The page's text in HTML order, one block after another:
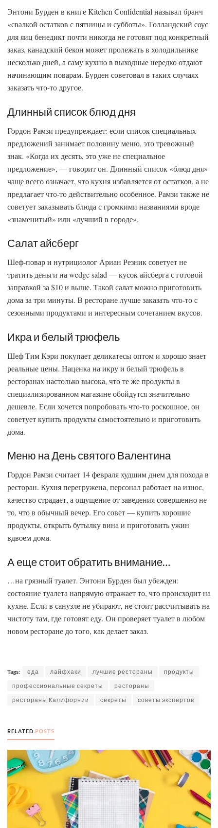
Энтони Бурден в книге Kitchen Confidential называл бранч
«свалкой остатков с пятницы и субботы». Голландский соус
для яиц бенедикт почти никогда не готовят под конкретный
заказ, канадский бекон может пролежать в холодильнике
несколько дней, а саму кухню в выходные нередко отдают
начинающим поварам. Бурден советовал в таких случаях
заказать что-то другое.
Длинный список блюд дня
Гордон Рамзи предупреждает: если список специальных
предложений занимает половину меню, это тревожный
знак. «Когда их десять, это уже не специальное
предложение», — говорит он. Длинный список «блюд дня»
чаще всего означает, что кухня избавляется от остатков, а не
предлагает что-то действительно особенное. Рамзи также не
советует заказывать блюда с громкими названиями вроде
«знаменитый» или «лучший в городе».
Салат айсберг
Шеф-повар и нутрициолог Ариан Резник советует не
тратить деньги на wedge salad — кусок айсберга с готовой
заправкой за $10 и выше. Такой салат можно приготовить
дома за три минуты. В ресторане лучше заказать что-то с
сезонными продуктами и интересным сочетанием вкусов.
Икра и белый трюфель
Шеф Тим Кэри покупает деликатесы оптом и хорошо знает
реальные цены. Наценка на икру и белый трюфель в
ресторанах настолько высока, что те же продукты в
специализированном магазине обойдутся значительно
дешевле. Если хочется попробовать что-то роскошное, он
советует купить продукты самостоятельно и приготовить
дома.
Меню на День святого Валентина
Гордон Рамзи считает 14 февраля худшим днем для похода в
ресторан. Кухня перегружена, персонал работает на износ,
качество страдает, а ощущение от заведения совершенно не
то, что в обычный вечер. Его совет — купить хорошие
продукты, открыть бутылку вина и приготовить ужин
вдвоем дома.
А еще стоит обратить внимание…
…на грязный туалет. Энтони Бурден был убежден:
состояние туалета напрямую отражает то, что происходит на
кухне. Если в санузле не убирают, не стоит рассчитывать на
чистоту там, где готовят еду. Он проверяет туалет в любом
новом ресторане до того, как делает заказ.
Tags: еда лайфхаки лучшие рестораны
продукты
профессиональные секреты
рестораны
рестораны Калифорнии
секреты советы экспертов
RELATED POSTS